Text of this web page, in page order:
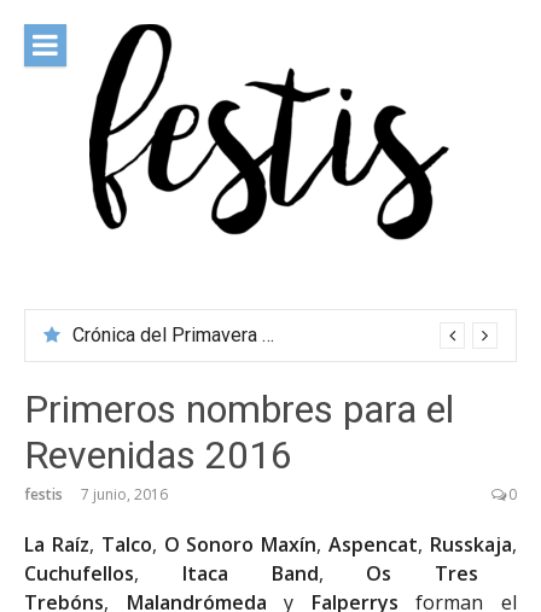
contenido
Crónica del Primavera Sound Porto 2026
Primeros nombres para el
Revenidas 2016
festis 7 junio, 2016 0
La Raíz, Talco, O Sonoro Maxín,Aspencat, Russkaja,
Cuchufellos, Itaca Band, Os Tres
Trebóns, Malandrómeda y Falperrys forman el